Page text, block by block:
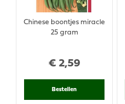
€ 2,59
Chinese boontjes miracle
25 gram
Bestellen